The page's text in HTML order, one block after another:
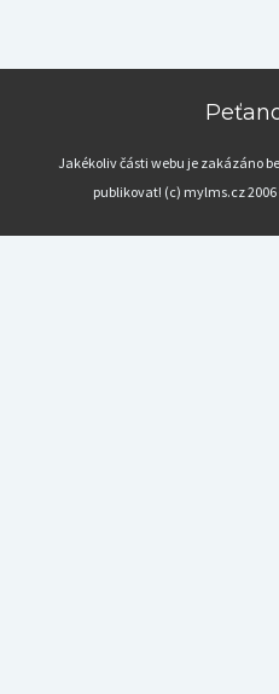
Jakékoliv části webu je zakázáno
publikovat! (c) mylms.cz